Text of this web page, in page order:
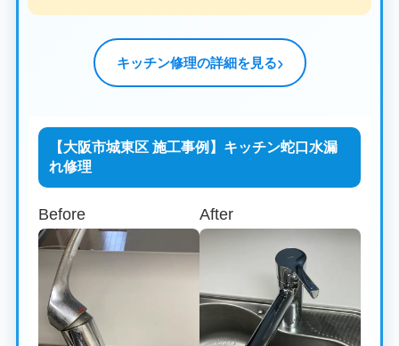
キッチン修理の詳細を見る
【大阪市城東区 施工事例】キッチン蛇口水漏
れ修理
Before After